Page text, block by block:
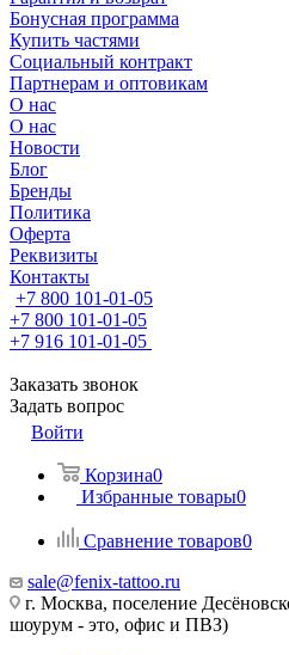
Бонусная программа
Купить частями
Социальный контракт
Партнерам и оптовикам
О нас
О нас
Новости
Блог
Бренды
Политика
Оферта
Реквизиты
Контакты
+7 800 101-01-05
+7 800 101-01-05
+7 916 101-01-05
Заказать звонок
Задать вопрос
Войти
Корзина0
Избранные товары0
Сравнение товаров0
sale@fenix-tattoo.ru
г. Москва, поселение
шоурум - это, офис и ПВЗ)